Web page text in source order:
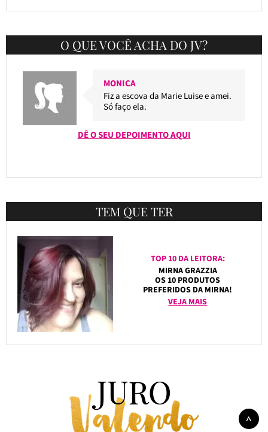
O QUE VOCÊ ACHA DO JV?
MONICA
Fiz a escova da Marie Luise e amei.
Só faço ela.
DÊ O SEU DEPOIMENTO AQUI
TEM QUE TER
TOP 10 DA LEITORA:
MIRNA GRAZZIA
OS 10 PRODUTOS
PREFERIDOS DA MIRNA!
VEJA MAIS